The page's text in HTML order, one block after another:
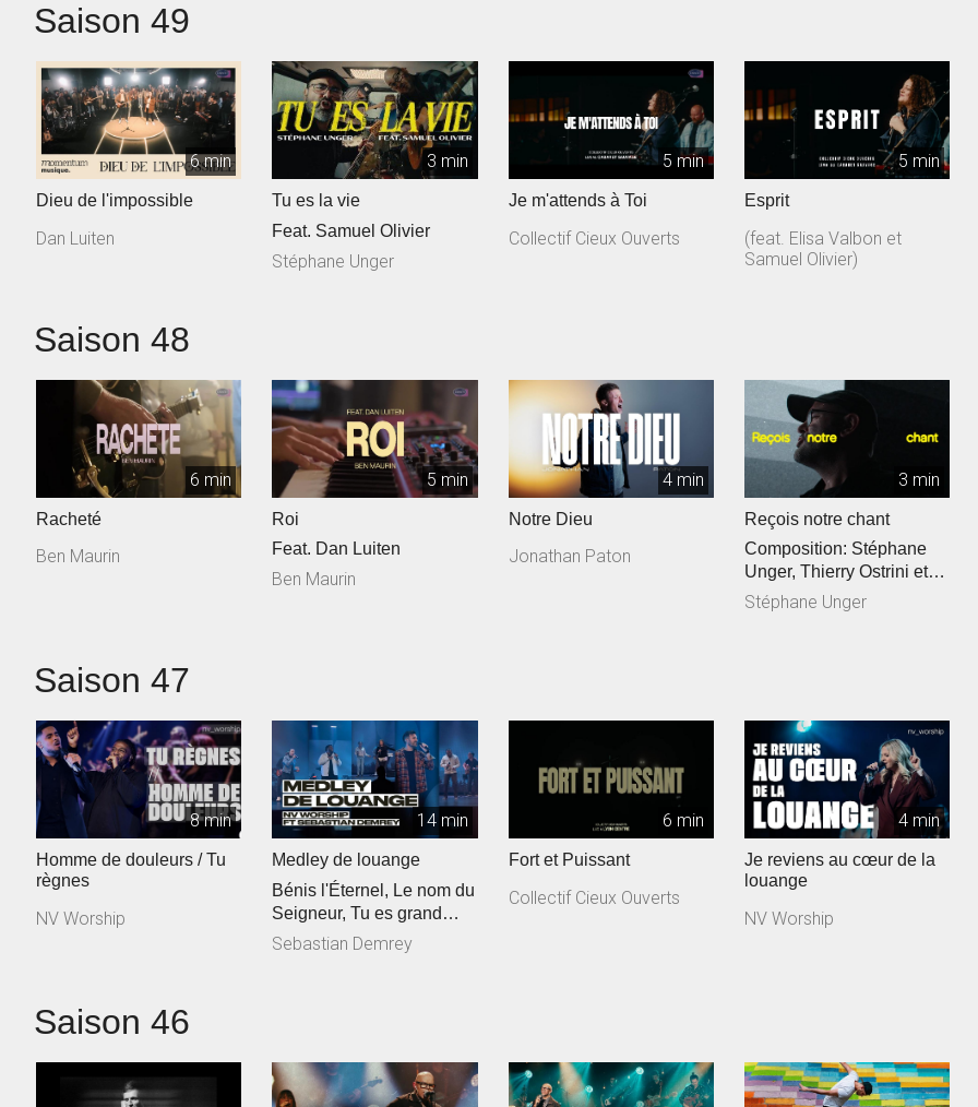
Saison 49
6 min
Dieu de l'impossible
Dan Luiten
3 min
Tu es la vie
Feat. Samuel Olivier
Stéphane Unger
5 min
Je m'attends à Toi
Collectif Cieux Ouverts
5 min
Esprit
(feat. Elisa Valbon et
Samuel Olivier)
Saison 48
6 min
Racheté
Ben Maurin
5 min
Roi
Feat. Dan Luiten
Ben Maurin
4 min
Notre Dieu
Jonathan Paton
3 min
Reçois notre chant
Composition: Stéphane
Unger, Thierry Ostrini et
Siméon Freymond
Stéphane Unger
Saison 47
8 min
Homme de douleurs / Tu
règnes
NV Worship
14 min
Medley de louange
Bénis l'Éternel, Le nom du
Seigneur, Tu es grand
Seigneur
Sebastian Demrey
6 min
Fort et Puissant
Collectif Cieux Ouverts
4 min
Je reviens au cœur de la
louange
NV Worship
Saison 46